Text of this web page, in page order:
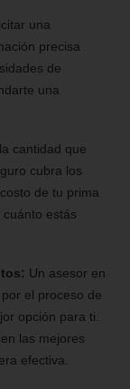
una
precisa
de
una
cantidad que
cubra los
de tu prima
estás
Un asesor en
el proceso de
opción para ti.
las mejores
efectiva.